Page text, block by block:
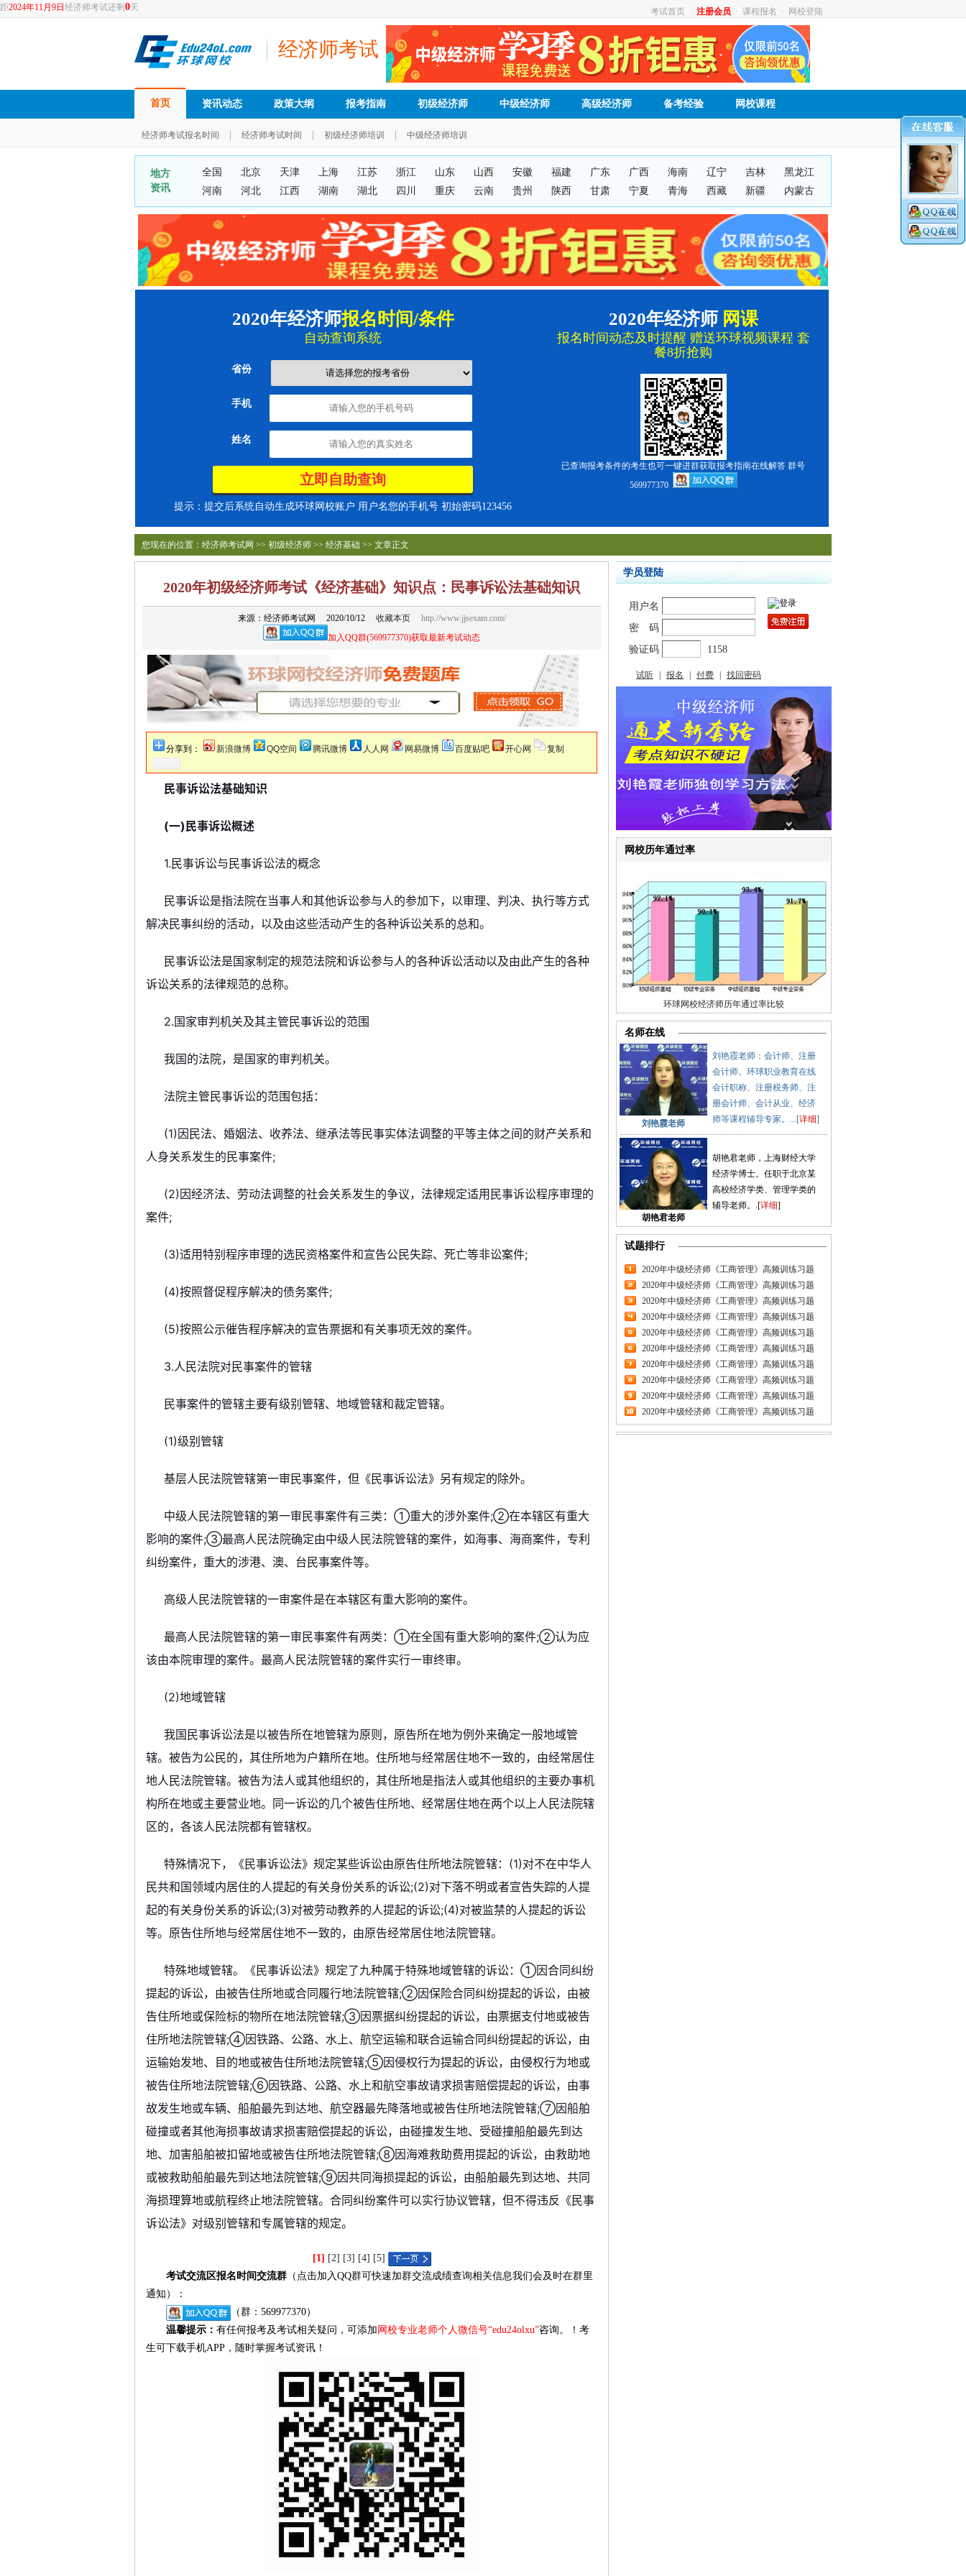
距2024年11月9日 经济师考试还剩 0天 考试首页 · 注册会员 · 课程报名 · 网校登陆
经济师考试
首页
经济师考试报名时间 经济师考试时间 初级经济师培训 中级经济师培训
资讯动态 政策大纲 报考指南 初级经济师 中级经济师 高级经济师 备考经验 网校课程
地方
资讯
全国 北京 天津 上海 江苏 浙江 山东 山西 安徽 福建 广东 广西 海南 辽宁 吉林
黑龙江
河南
河北 江西 湖南 湖北 四川 重庆 云南 贵州 陕西 甘肃 宁夏 青海 西藏 新疆 内蒙古
2020年经济师报名时间/条件
自动查询系统
省份
手机
姓名
提示：提交后系统自动生成环球网校账户 用户名您的手机号 初始密码123456
2020年经济师 网课
报名时间动态及时提醒 赠送环球视频课程 套
餐8折抢购
已查询报考条件的考生也可一键进群获取报考指南在线解答 群号
569977370
您现在的位置： 经济师考试网 >> 初级经济师 >> 经济基础 >> 文章正文
2020年初级经济师考试《经济基础》知识点：民事诉讼法基础知识
来源：经济师考试网 2020/10/12 收藏本页
http://www.jjsexam.com/
加入QQ群(569977370)获取最新考试动态
分享到： 新浪微博 QQ空间 腾讯微博 人人网 网易微博 百度贴吧 开心网 复制
民事诉讼法基础知识
(一)民事诉讼概述
1.民事诉讼与民事诉讼法的概念
民事诉讼是指法院在当事人和其他诉讼参与人的参加下，以审理、判决、执行等方式
解决民事纠纷的活动，以及由这些活动产生的各种诉讼关系的总和。
民事诉讼法是国家制定的规范法院和诉讼参与人的各种诉讼活动以及由此产生的各种
诉讼关系的法律规范的总称。
2.国家审判机关及其主管民事诉讼的范围
我国的法院，是国家的审判机关。
法院主管民事诉讼的范围包括：
(1)因民法、婚姻法、收养法、继承法等民事实体法调整的平等主体之间的财产关系和
人身关系发生的民事案件;
(2)因经济法、劳动法调整的社会关系发生的争议，法律规定适用民事诉讼程序审理的
案件;
(3)适用特别程序审理的选民资格案件和宣告公民失踪、死亡等非讼案件;
(4)按照督促程序解决的债务案件;
(5)按照公示催告程序解决的宣告票据和有关事项无效的案件。
3.人民法院对民事案件的管辖
民事案件的管辖主要有级别管辖、地域管辖和裁定管辖。
(1)级别管辖
基层人民法院管辖第一审民事案件，但《民事诉讼法》另有规定的除外。
中级人民法院管辖的第一审民事案件有三类：①重大的涉外案件;②在本辖区有重大
影响的案件;③最高人民法院确定由中级人民法院管辖的案件，如海事、海商案件，专利
纠纷案件，重大的涉港、澳、台民事案件等。
高级人民法院管辖的一审案件是在本辖区有重大影响的案件。
最高人民法院管辖的第一审民事案件有两类：①在全国有重大影响的案件;②认为应
该由本院审理的案件。最高人民法院管辖的案件实行一审终审。
(2)地域管辖
我国民事诉讼法是以被告所在地管辖为原则，原告所在地为例外来确定一般地域管
辖。被告为公民的，其住所地为户籍所在地。住所地与经常居住地不一致的，由经常居住
地人民法院管辖。被告为法人或其他组织的，其住所地是指法人或其他组织的主要办事机
构所在地或主要营业地。同一诉讼的几个被告住所地、经常居住地在两个以上人民法院辖
区的，各该人民法院都有管辖权。
特殊情况下，《民事诉讼法》规定某些诉讼由原告住所地法院管辖：(1)对不在中华人
民共和国领域内居住的人提起的有关身份关系的诉讼;(2)对下落不明或者宣告失踪的人提
起的有关身份关系的诉讼;(3)对被劳动教养的人提起的诉讼;(4)对被监禁的人提起的诉讼
等。原告住所地与经常居住地不一致的，由原告经常居住地法院管辖。
特殊地域管辖。《民事诉讼法》规定了九种属于特殊地域管辖的诉讼：①因合同纠纷
提起的诉讼，由被告住所地或合同履行地法院管辖;②因保险合同纠纷提起的诉讼，由被
告住所地或保险标的物所在地法院管辖;③因票据纠纷提起的诉讼，由票据支付地或被告
住所地法院管辖;④因铁路、公路、水上、航空运输和联合运输合同纠纷提起的诉讼，由
运输始发地、目的地或被告住所地法院管辖;⑤因侵权行为提起的诉讼，由侵权行为地或
被告住所地法院管辖;⑥因铁路、公路、水上和航空事故请求损害赔偿提起的诉讼，由事
故发生地或车辆、船舶最先到达地、航空器最先降落地或被告住所地法院管辖;⑦因船舶
碰撞或者其他海损事故请求损害赔偿提起的诉讼，由碰撞发生地、受碰撞船舶最先到达
地、加害船舶被扣留地或被告住所地法院管辖;⑧因海难救助费用提起的诉讼，由救助地
或被救助船舶最先到达地法院管辖;⑨因共同海损提起的诉讼，由船舶最先到达地、共同
海损理算地或航程终止地法院管辖。合同纠纷案件可以实行协议管辖，但不得违反《民事
诉讼法》对级别管辖和专属管辖的规定。
[1] [2] [3] [4] [5]
考试交流区报名时间交流群 （点击加入QQ群可快速加群交流成绩查询相关信息我们会及时在群里
通知）：
（群：569977370）
温馨提示： 有任何报考及考试相关疑问，可添加 网校专业老师个人微信号“edu24olxu”咨询。！考
生可下载手机APP，随时掌握考试资讯！
学员登陆
网校历年通过率
环球网校经济师历年通过率比较
名师在线
刘艳霞老师
刘艳霞老师：会计师、注册
会计师。环球职业教育在线
会计职称、注册税务师、注
册会计师、会计从业、经济
师等课程辅导专家。...[详细]
胡艳君老师
胡艳君老师，上海财经大学
经济学博士。任职于北京某
高校经济学类、管理学类的
辅导老师。.[详细]
试题排行
2020年中级经济师《工商管理》高频训练习题
2020年中级经济师《工商管理》高频训练习题
2020年中级经济师《工商管理》高频训练习题
2020年中级经济师《工商管理》高频训练习题
2020年中级经济师《工商管理》高频训练习题
2020年中级经济师《工商管理》高频训练习题
2020年中级经济师《工商管理》高频训练习题
2020年中级经济师《工商管理》高频训练习题
2020年中级经济师《工商管理》高频训练习题
2020年中级经济师《工商管理》高频训练习题